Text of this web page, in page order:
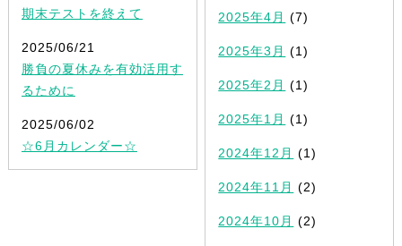
期末テストを終えて
2025/06/21
勝負の夏休みを有効活用す
るために
2025/06/02
☆6月カレンダー☆
2025年4月 (7)
2025年3月 (1)
2025年2月 (1)
2025年1月 (1)
2024年12月 (1)
2024年11月 (2)
2024年10月 (2)